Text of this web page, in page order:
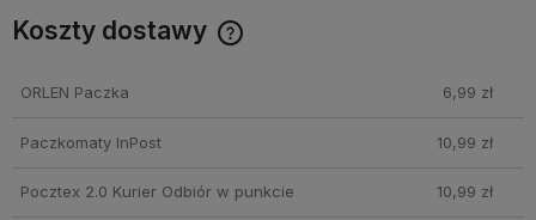
Koszty dostawy
ORLEN Paczka 6,99 zł
Paczkomaty InPost 10,99 zł
Pocztex 2.0 Kurier Odbiór w punkcie 10,99 zł